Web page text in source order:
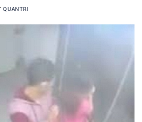
QUANTRI